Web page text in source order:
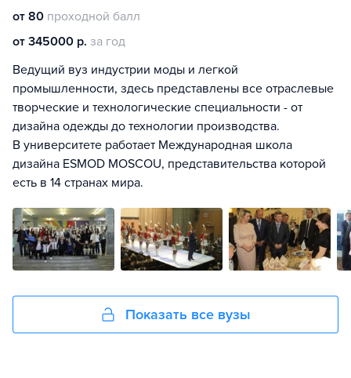
от 80 проходной балл
от 345000 р. за год
Ведущий вуз индустрии моды и легкой
промышленности, здесь представлены все отраслевые
творческие и технологические специальности - от
дизайна одежды до технологии производства.
В университете работает Международная школа
дизайна ESMOD MOSCOU, представительства которой
есть в 14 странах мира.
Показать все вузы